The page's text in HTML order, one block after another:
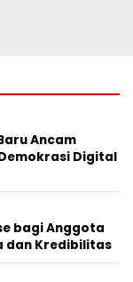
Ancam
Digital
bagi Anggota
dan Kredibilitas